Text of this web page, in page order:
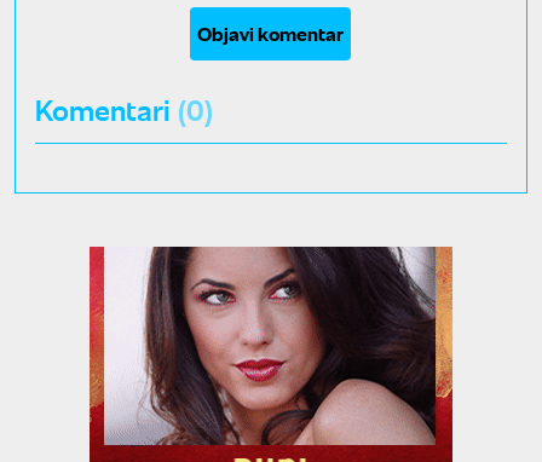
Objavi komentar
Komentari (0)